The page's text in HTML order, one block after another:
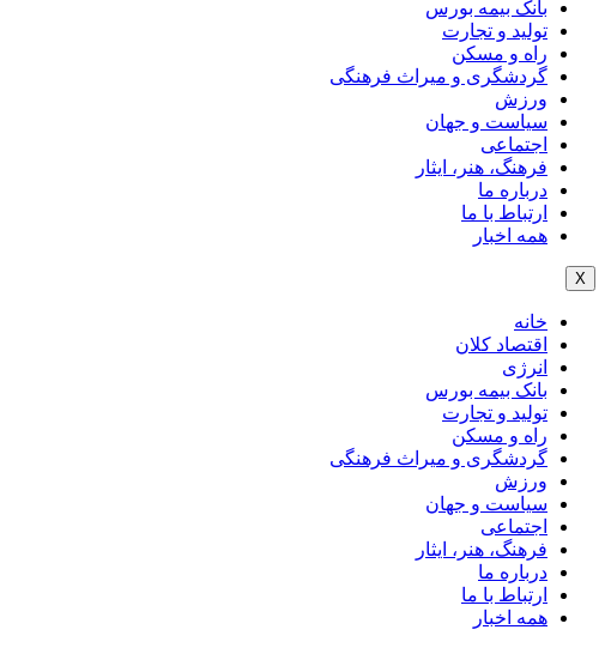
بانک بیمه بورس
تولید و تجارت
راه و مسکن
گردشگری و میراث فرهنگی
ورزش
سیاست و جهان
اجتماعی
فرهنگ، هنر، ایثار
درباره ما
ارتباط با ما
همه اخبار
X
خانه
اقتصاد کلان
انرژی
بانک بیمه بورس
تولید و تجارت
راه و مسکن
گردشگری و میراث فرهنگی
ورزش
سیاست و جهان
اجتماعی
فرهنگ، هنر، ایثار
درباره ما
ارتباط با ما
همه اخبار